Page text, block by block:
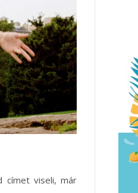
címet viseli, már